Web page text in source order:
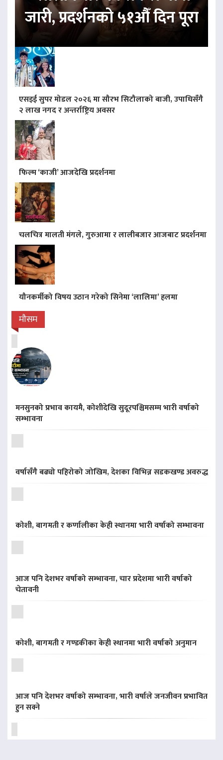
जारी, प्रदर्शनको ५१औँ दिन पूरा
एसइई सुपर मोडल २०२६ मा सौरभ सिटौलाको बाजी, उपाधिसँगै
२ लाख नगद र अन्तर्राष्ट्रिय अवसर
फिल्म ‘काजी’ आजदेखि प्रदर्शनमा
चलचित्र मालती मंगले, गुरुआमा र लालीबजार आजबाट प्रदर्शनमा
यौनकर्मीको विषय उठान गरेको सिनेमा ‘लालिमा’ हलमा
मौसम
मनसुनको प्रभाव कायमै, कोशीदेखि सुदूरपश्चिमसम्म भारी वर्षाको
सम्भावना
वर्षासँगै बढ्यो पहिरोको जोखिम, देशका विभिन्न सडकखण्ड अवरुद्ध
कोशी, बागमती र कर्णालीका केही स्थानमा भारी वर्षाको सम्भावना
आज पनि देशभर वर्षाको सम्भावना, चार प्रदेशमा भारी वर्षाको
चेतावनी
कोशी, बागमती र गण्डकीका केही स्थानमा भारी वर्षाको अनुमान
आज पनि देशभर वर्षाको सम्भावना, भारी वर्षाले जनजीवन प्रभावित
हुन सक्ने